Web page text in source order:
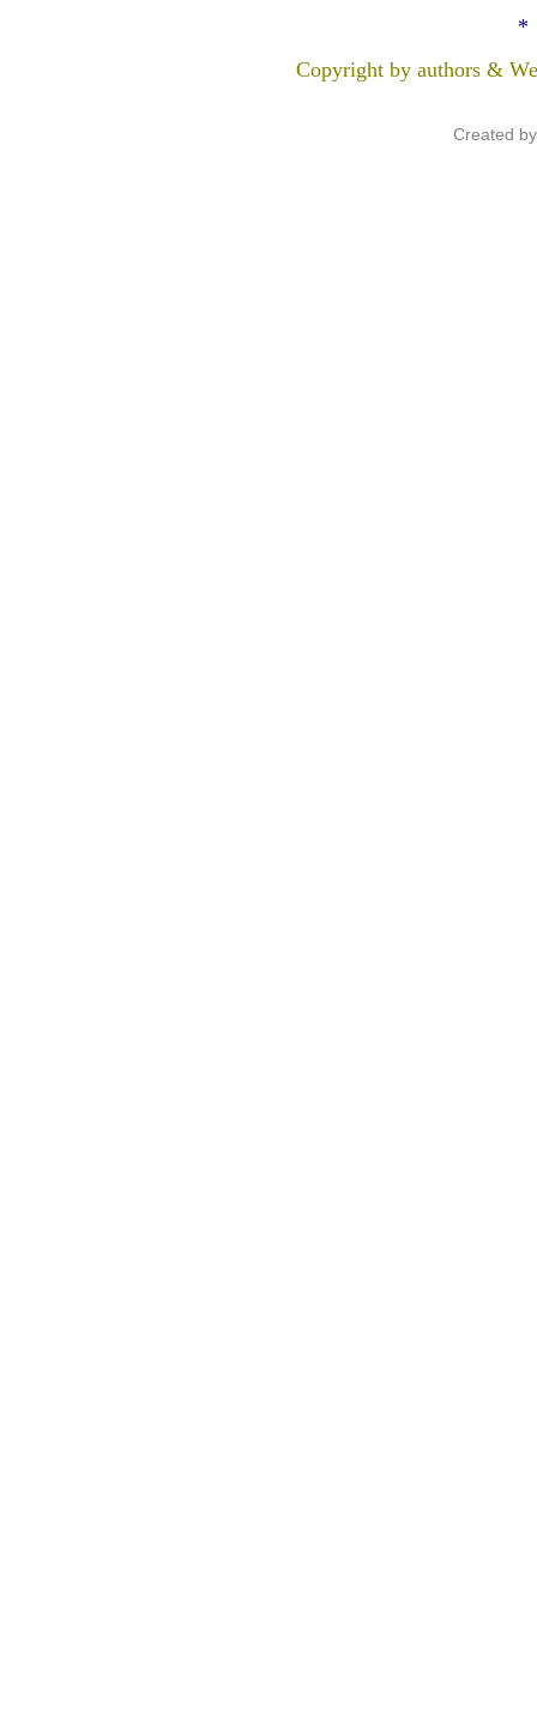
*
Copyright by authors &
Created